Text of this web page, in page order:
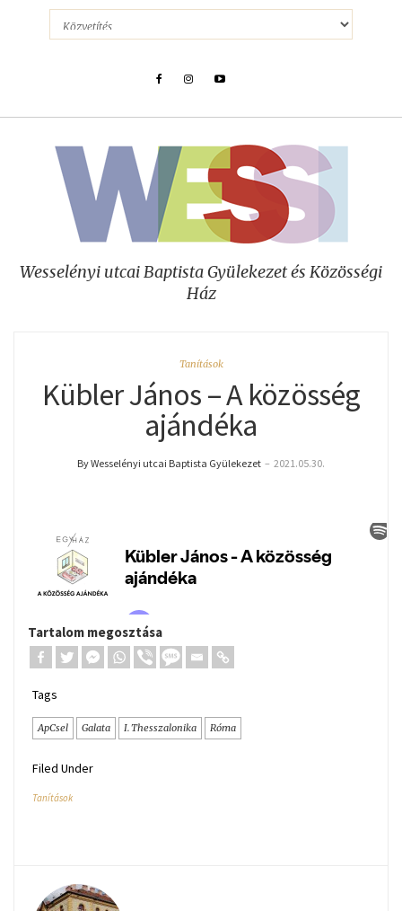
Wesselényi utcai Baptista Gyülekezet és Közösségi
Ház
Tanítások
Kübler János – A közösség
ajándéka
By Wesselényi utcai Baptista Gyülekezet – 2021.05.30.
Tartalom megosztása
Tags
ApCsel Galata I. Thesszalonika Róma
Filed Under
Tanítások